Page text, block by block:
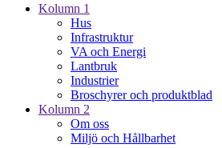
Kolumn 1
Hus
Infrastruktur
VA och Energi
Lantbruk
Industrier
Broschyrer och produktblad
Kolumn 2
Om oss
Miljö och Hållbarhet